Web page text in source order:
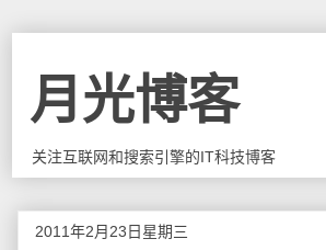
月光博客
关注互联网和搜索引擎的IT科技博客
2011年2月23日星期三